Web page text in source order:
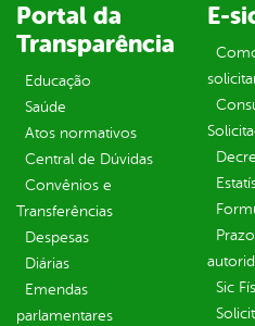
Portal da
Transparência
Educação
Saúde
Atos normativos
Central de Dúvidas
Convênios e
Transferências
Despesas
Diárias
Emendas
parlamentares
E-
Sic